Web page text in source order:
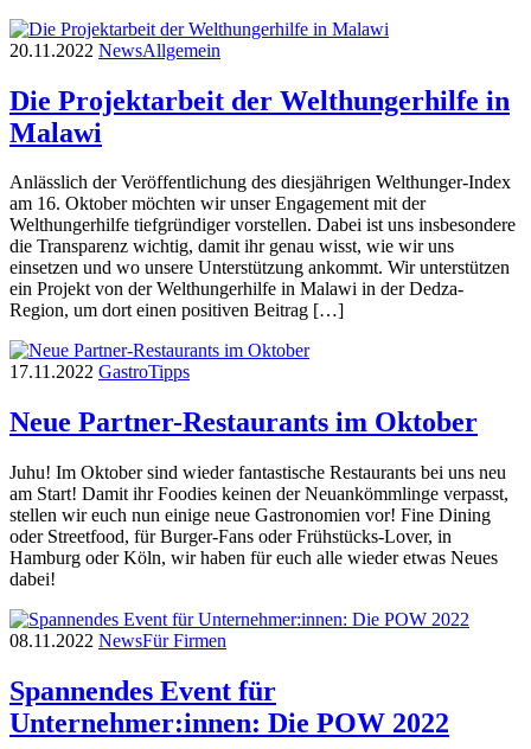
20.11.2022 NewsAllgemein
Die Projektarbeit der Welthungerhilfe in
Malawi
Anlässlich der Veröffentlichung des diesjährigen Welthunger-Index
am 16. Oktober möchten wir unser Engagement mit der
Welthungerhilfe tiefgründiger vorstellen. Dabei ist uns insbesondere
die Transparenz wichtig, damit ihr genau wisst, wie wir uns
einsetzen und wo unsere Unterstützung ankommt. Wir unterstützen
ein Projekt von der Welthungerhilfe in Malawi in der Dedza-
Region, um dort einen positiven Beitrag […]
17.11.2022 GastroTipps
Neue Partner-Restaurants im Oktober
Juhu! Im Oktober sind wieder fantastische Restaurants bei uns neu
am Start! Damit ihr Foodies keinen der Neuankömmlinge verpasst,
stellen wir euch nun einige neue Gastronomien vor! Fine Dining
oder Streetfood, für Burger-Fans oder Frühstücks-Lover, in
Hamburg oder Köln, wir haben für euch alle wieder etwas Neues
dabei!
08.11.2022 NewsFür Firmen
Spannendes Event für
Unternehmer:innen: Die POW 2022